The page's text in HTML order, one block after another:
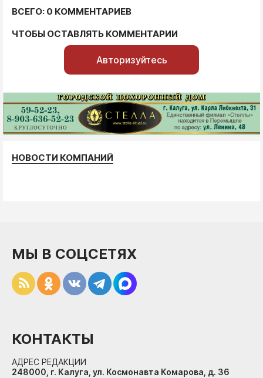
ВСЕГО: 0 КОММЕНТАРИЕВ
ЧТОБЫ ОСТАВЛЯТЬ КОММЕНТАРИИ
Авторизуйтесь
НОВОСТИ КОМПАНИЙ
МЫ В СОЦСЕТЯХ
КОНТАКТЫ
АДРЕС РЕДАКЦИИ
248000, г. Калуга, ул. Космонавта Комарова, д. 36